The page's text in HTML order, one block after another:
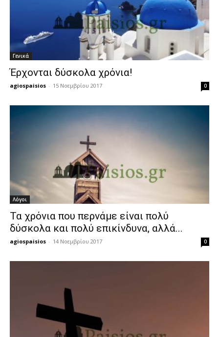
Γενικά
Έρχονται δύσκολα χρόνια!
agiospaisios - 15 Νοεμβρίου 2017 0
Λόγοι
Τα χρόνια που περνάμε είναι πολύ
δύσκολα και πολύ επικίνδυνα, αλλά...
agiospaisios - 14 Νοεμβρίου 2017 0